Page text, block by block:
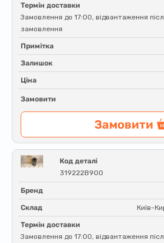
Термін доставки
Замовлення до 17:00, відвантаження
замовлення
Примітка
Залишок
Ціна
Замовити
Замовити
Код деталі
319222B900
Бренд
Склад Київ-
Термін доставки
Замовлення до 17:00, відвантаження